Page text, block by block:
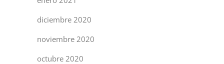
diciembre 2020
noviembre 2020
octubre 2020